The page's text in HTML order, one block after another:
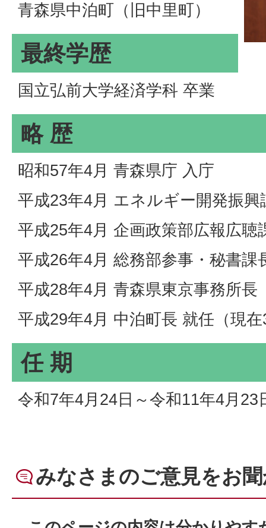
青森県中泊町（旧中里町）
最終学歴
国立弘前大学経済学科 卒業
略 歴
昭和57年4月 青森県庁 入庁
平成23年4月 エネルギー開発振興
平成25年4月 企画政策部広報広聴
平成26年4月 総務部参事・秘書課
平成28年4月 青森県東京事務所長
平成29年4月 中泊町長 就任（現
任 期
令和7年4月24日～令和11年4月23
みなさまのご意見をお